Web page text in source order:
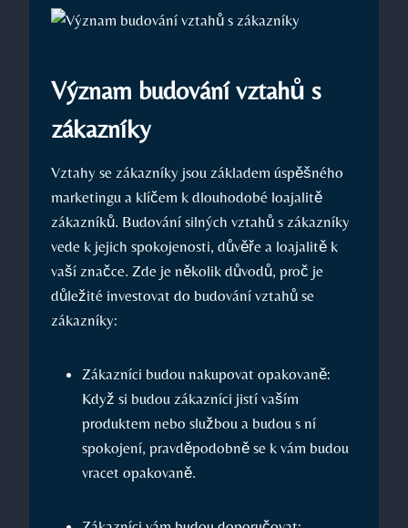
Význam budování vztahů s
zákazníky
Vztahy se zákazníky jsou základem úspěšného
marketingu a klíčem k dlouhodobé loajalitě
zákazníků. Budování silných vztahů s zákazníky
vede k jejich spokojenosti, důvěře a loajalitě k
vaší značce. Zde je několik důvodů, proč je
důležité investovat do budování vztahů se
zákazníky:
Zákazníci budou nakupovat opakovaně:
Když si budou zákazníci jistí vaším
produktem nebo službou a budou s ní
spokojení, pravděpodobně se k vám budou
vracet opakovaně.